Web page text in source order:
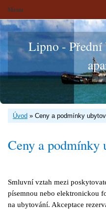
Lipno - Přední
Úvod » Ceny a podmínky
Ceny a podmínky
Smluvní vztah mezi
písemnou nebo elektronickou
na ubytování. Akceptace
Menu